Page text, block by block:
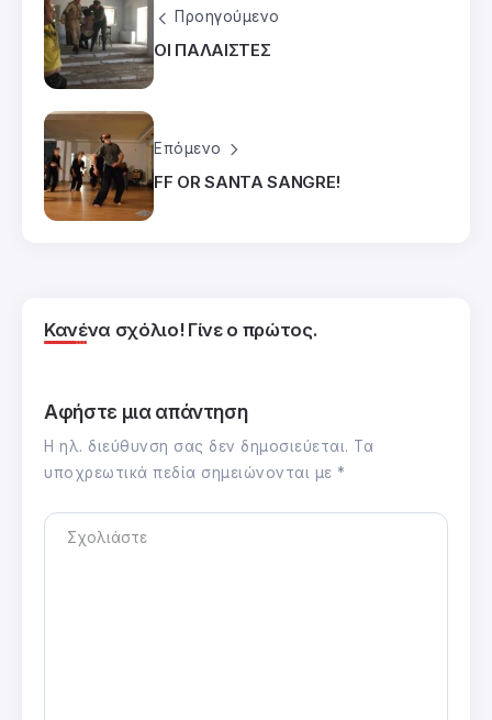
Προηγούμενο
ΟΙ ΠΑΛΑΙΣΤΕΣ
Επόμενο
FF OR SANTA SANGRE!
Κανένα σχόλιο! Γίνε ο πρώτος.
Αφήστε μια απάντηση
Η ηλ. διεύθυνση σας δεν δημοσιεύεται. Τα
υποχρεωτικά πεδία σημειώνονται με *